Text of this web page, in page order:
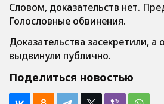
Словом, доказательств нет.
Голословные обвинения.
Доказательства засекретили, а
выдвинули публично.
Поделиться новостью